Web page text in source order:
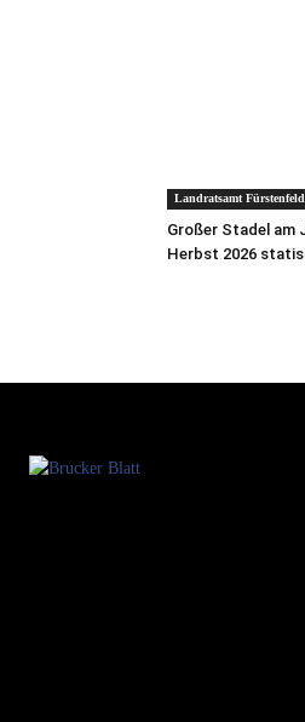
Landratsamt
Großer Stadel am
Herbst 2026